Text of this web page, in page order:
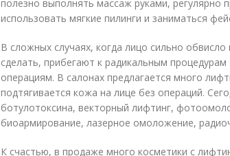
полезно выполнять массаж руками, регулярно
использовать мягкие пилинги и заниматься
В сложных случаях, когда лицо сильно
сделать, прибегают к радикальным
операциям. В салонах предлагается много
подтягивается кожа на лице без операций.
ботулотоксина, векторный лифтинг,
биоармирование, лазерное омоложение,
К счастью, в продаже много косметики с